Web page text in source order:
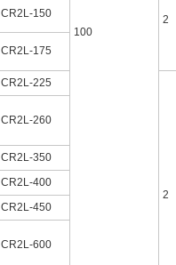
100
2
CR2L-150
CR2L-175
CR2L-225
2
CR2L-260
CR2L-350
CR2L-400
CR2L-450
CR2L-600